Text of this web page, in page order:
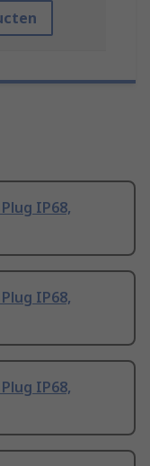
IP68,
IP68,
IP68,